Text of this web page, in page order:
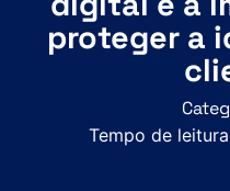
proteger a
Tempo de